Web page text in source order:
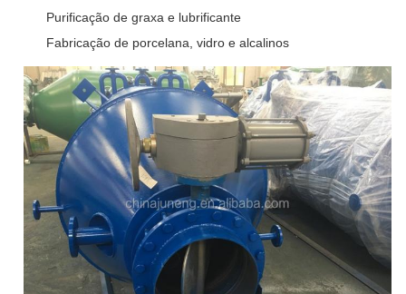
Purificação de graxa e lubrificante
Fabricação de porcelana, vidro e alcalinos